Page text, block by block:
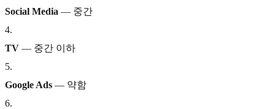
Social Media — 중간
4.
TV — 중간 이하
5.
Google Ads — 약함
6.